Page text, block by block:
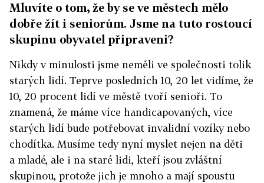
Mluvíte o tom, že by se ve městech mělo
dobře žít i seniorům. Jsme na tuto rostoucí
skupinu obyvatel připraveni?
Nikdy v minulosti jsme neměli ve společnosti tolik
starých lidí. Teprve posledních 10, 20 let vidíme, že
10, 20 procent lidí ve městě tvoří senioři. To
znamená, že máme více handicapovaných, více
starých lidí bude potřebovat invalidní vozíky nebo
chodítka. Musíme tedy nyní myslet nejen na děti
a mladé, ale i na staré lidi, kteří jsou zvláštní
skupinou, protože jich je mnoho a mají spoustu